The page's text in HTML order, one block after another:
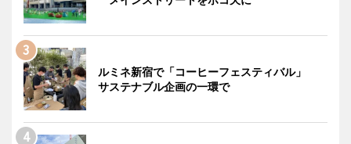
ルミネ新宿で「コーヒーフェスティバル」
サステナブル企画の一環で